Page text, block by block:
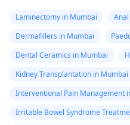
Laminectomy in Mumbai
Dermafillers in Mumbai
Dental Ceramics in Mumbai
Kidney Transplantation in Mumbai
Interventional Pain Management
Irritable Bowel Syndrome